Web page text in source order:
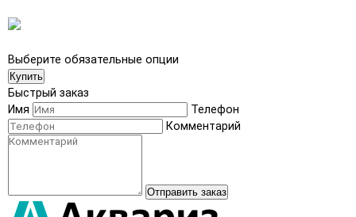
Выберите обязательные опции
Купить
Быстрый заказ
Имя
Телефон
Комментарий
Отправить заказ